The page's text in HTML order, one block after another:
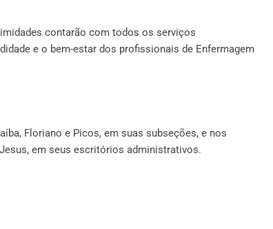
contarão com todos os serviços
e o bem-estar dos profissionais de Enfermagem
Floriano e Picos, em suas subseções, e nos
em seus escritórios administrativos.